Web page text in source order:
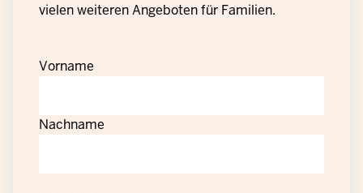
vielen weiteren Angeboten für Familien.
Vorname
Nachname